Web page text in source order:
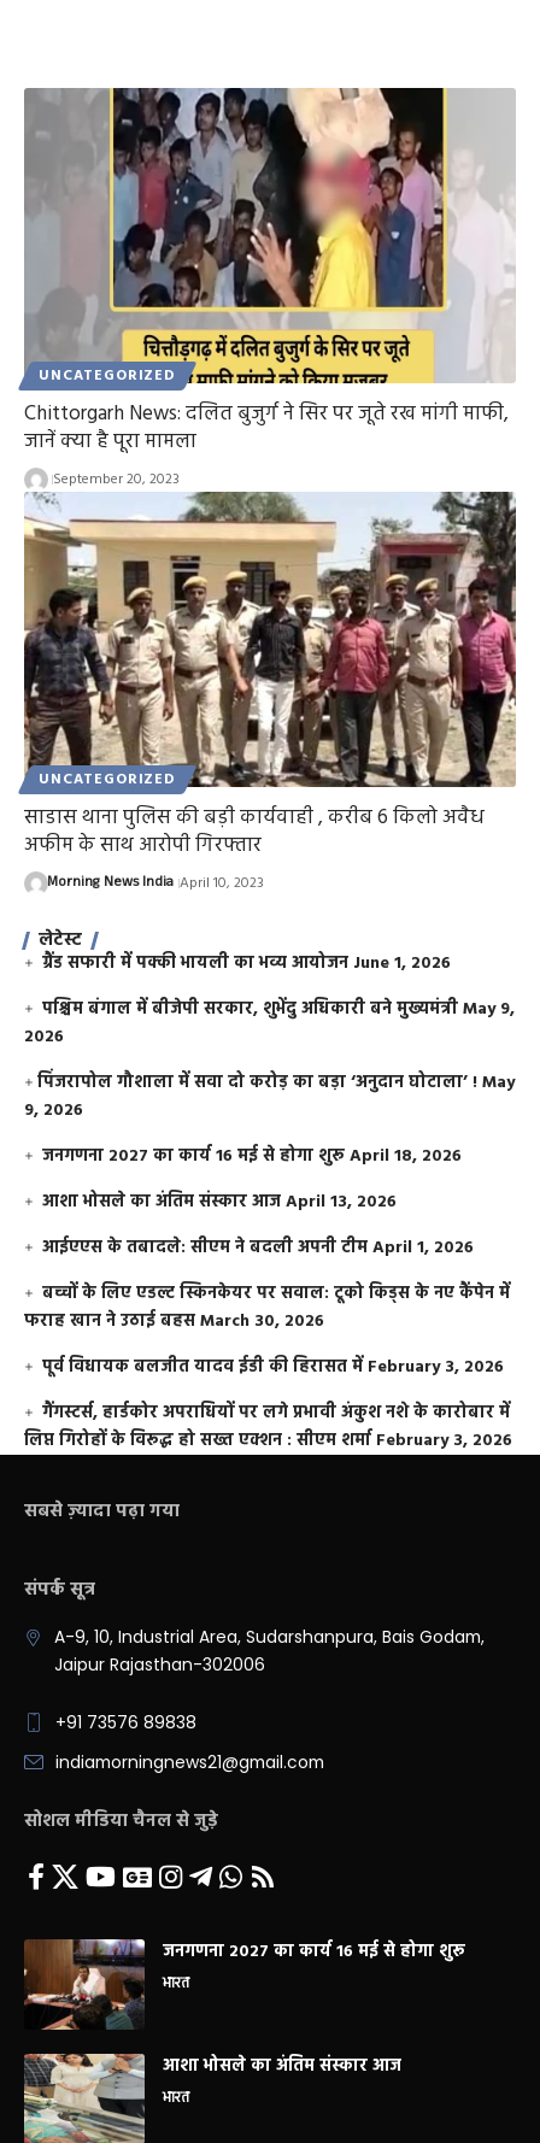
UNCATEGORIZED
Chittorgarh News: दलित बुजुर्ग ने सिर पर जूते रख मांगी माफी,
जानें क्या है पूरा मामला
September 20, 2023
UNCATEGORIZED
साडास थाना पुलिस की बड़ी कार्यवाही , करीब 6 किलो अवैध
अफीम के साथ आरोपी गिरफ्तार
Morning News India April 10, 2023
लेटेस्ट
ग्रैंड सफारी में पक्की भायली का भव्य आयोजन June 1, 2026
पश्चिम बंगाल में बीजेपी सरकार, शुभेंदु अधिकारी बने मुख्यमंत्रीMay 9,
2026
​पिंजरापोल गौशाला में सवा दो करोड़ का बड़ा ‘अनुदान घोटाला’ !May
9, 2026
जनगणना 2027 का कार्य 16 मई से होगा शुरूApril 18, 2026
आशा भोसले का अंतिम संस्कार आजApril 13, 2026
आईएएस के तबादले: सीएम ने बदली अपनी टीमApril 1, 2026
बच्चों के लिए एडल्ट स्किनकेयर पर सवाल: टूको किड्स के नए कैंपेन में
फराह खान ने उठाई बहसMarch 30, 2026
पूर्व विधायक बलजीत यादव ईडी की हिरासत में February 3, 2026
गैंगस्टर्स, हार्डकोर अपराधियों पर लगे प्रभावी अंकुश नशे के कारोबार में
लिप्त गिरोहों के विरूद्ध हो सख्त एक्शन : सीएम शर्मा February 3, 2026
सबसे ज़्यादा पढ़ा गया
संपर्क सूत्र
A-9, 10, Industrial Area, Sudarshanpura, Bais Godam,
Jaipur Rajasthan-302006
+91 73576 89838
indiamorningnews21@gmail.com
सोशल मीडिया चैनल से जुड़े
जनगणना 2027 का कार्य 16 मई से होगा शुरू
भारत
आशा भोसले का अंतिम संस्कार आज
भारत